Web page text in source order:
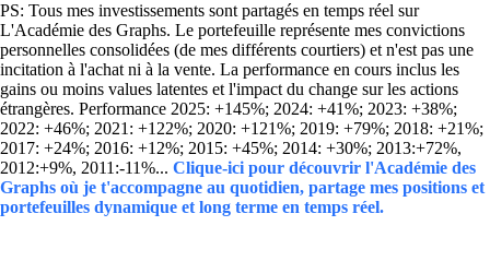
PS: Tous mes investissements sont partagés en temps réel sur
L'Académie des Graphs. Le portefeuille représente mes convictions
personnelles consolidées (de mes différents courtiers) et n'est pas une
incitation à l'achat ni à la vente. La performance en cours inclus les
gains ou moins values latentes et l'impact du change sur les actions
étrangères. Performance 2025: +145%; 2024: +41%; 2023: +38%;
2022: +46%; 2021: +122%; 2020: +121%; 2019: +79%; 2018: +21%;
2017: +24%; 2016: +12%; 2015: +45%; 2014: +30%; 2013:+72%,
2012:+9%, 2011:-11%... Clique-ici pour découvrir l'Académie des
Graphs où je t'accompagne au quotidien, partage mes positions et
portefeuilles dynamique et long terme en temps réel.